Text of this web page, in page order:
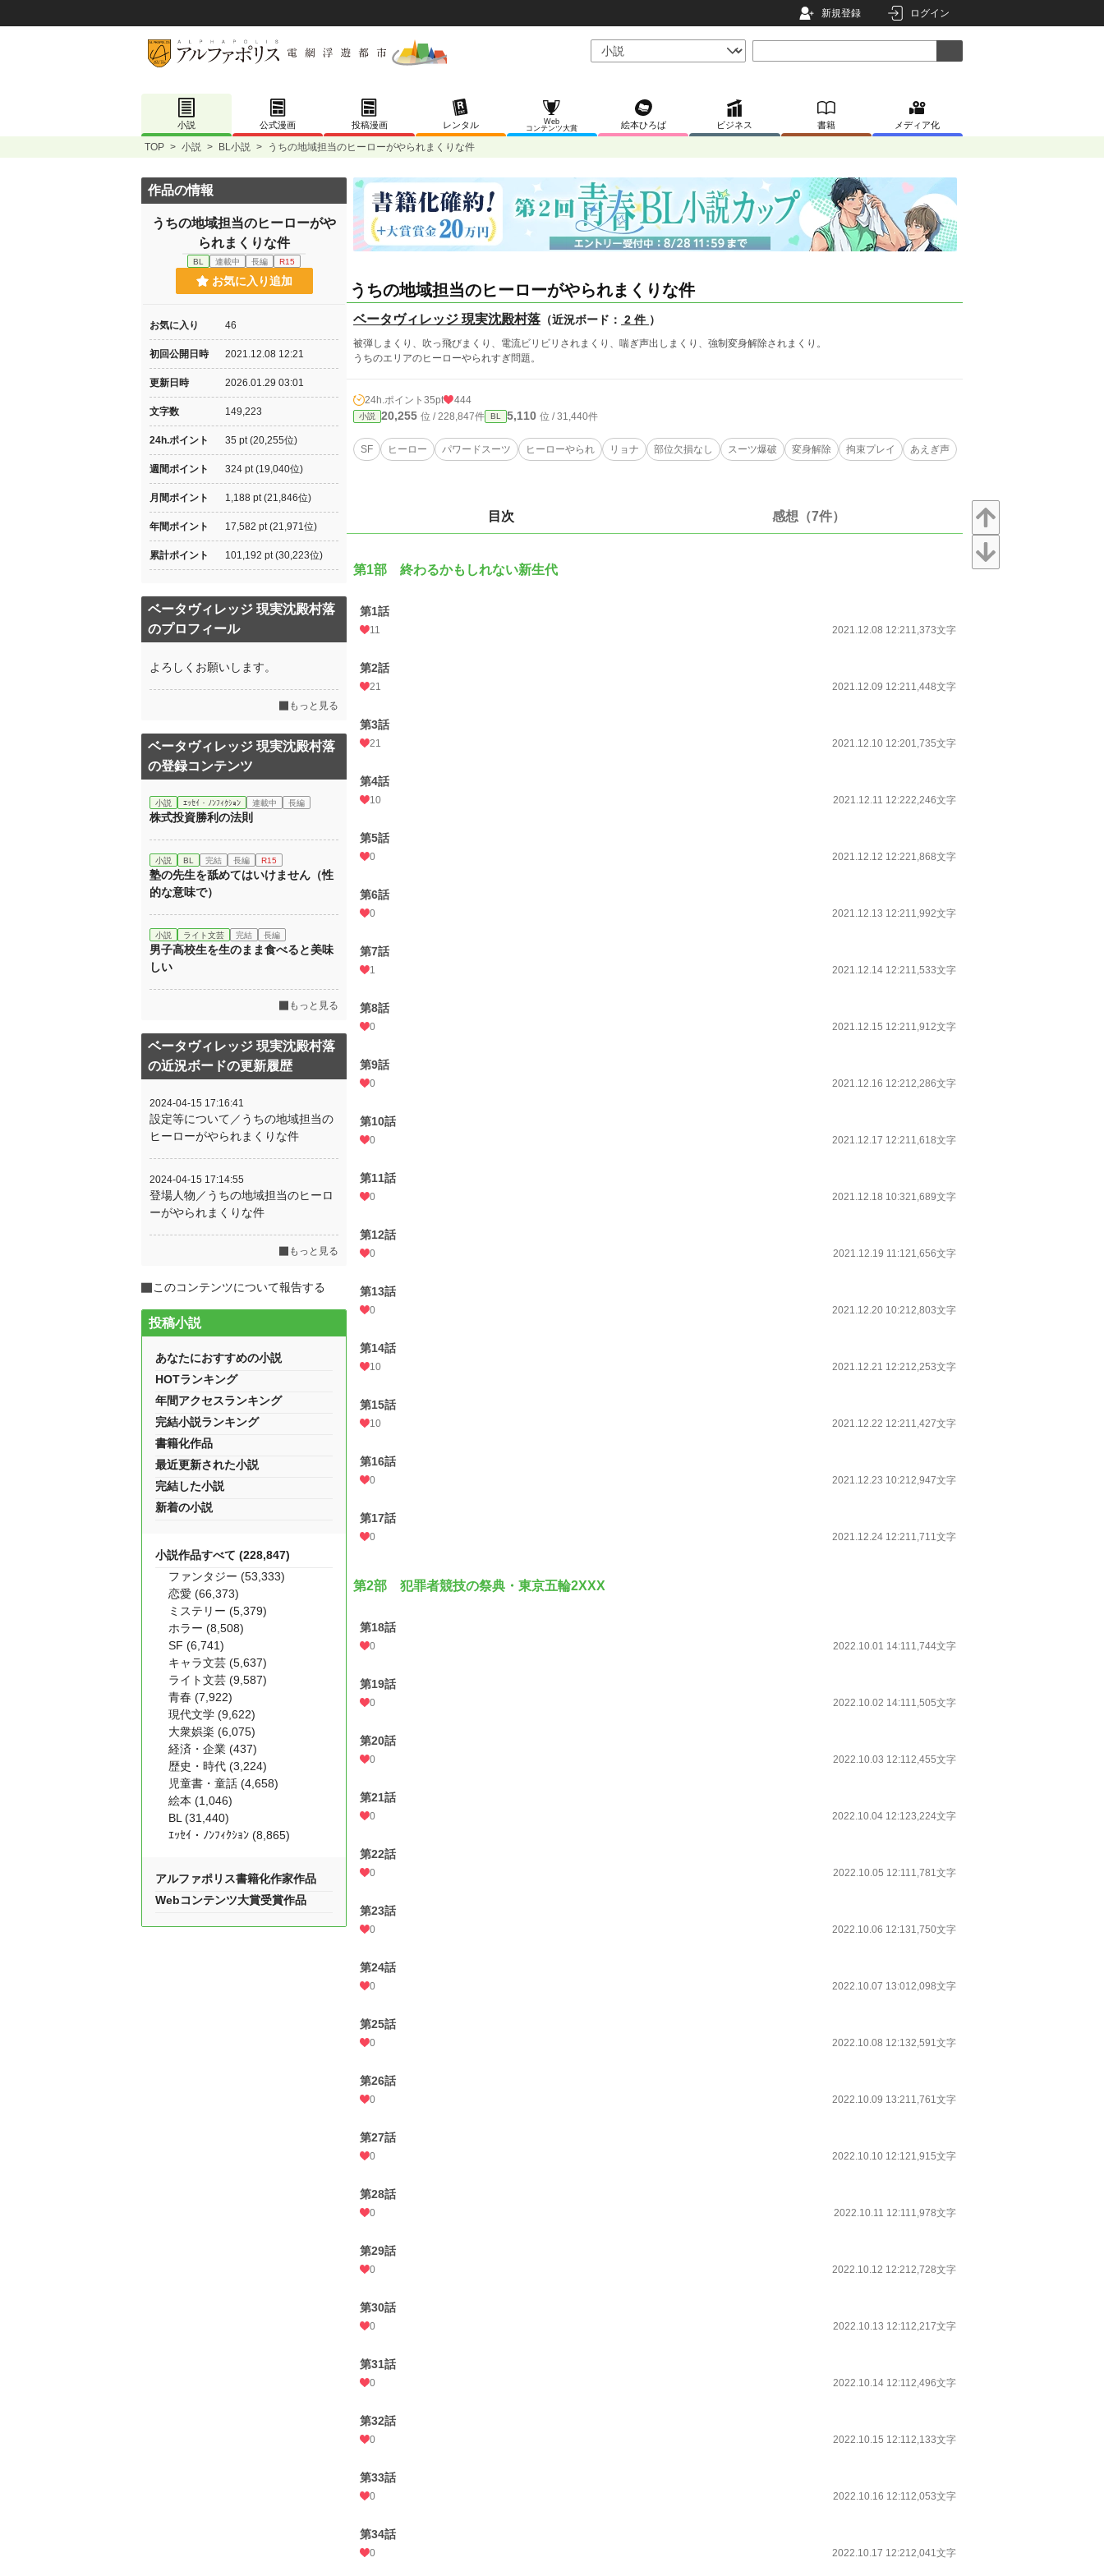
新規登録 ログイン
小説 公式漫画 投稿漫画 レンタル
Web
コンテンツ大賞
絵本ひろば ビジネス 書籍 メディア化
TOP > 小説 > BL小説 > うちの地域担当のヒーローがやられまくりな件
うちの地域担当のヒーローがやられまくりな件
ベータヴィレッジ 現実沈殿村落 （近況ボード： 2 件 ）
被弾しまくり、吹っ飛びまくり、電流ビリビリされまくり、喘ぎ声出しまくり、強制変身解除されまくり。
うちのエリアのヒーローやられすぎ問題。
24h.ポイント 35pt 444
小説 20,255 位 / 228,847件 BL 5,110 位 / 31,440件
SF ヒーロー パワードスーツ ヒーローやられ リョナ 部位欠損なし スーツ爆破 変身解除 拘束プレイ あえぎ声
目次 感想（7件）
第1部 終わるかもしれない新生代
第1話
11 2021.12.08 12:211,373文字
第2話
21 2021.12.09 12:211,448文字
第3話
21 2021.12.10 12:201,735文字
第4話
10 2021.12.11 12:222,246文字
第5話
0 2021.12.12 12:221,868文字
第6話
0 2021.12.13 12:211,992文字
第7話
1 2021.12.14 12:211,533文字
第8話
0 2021.12.15 12:211,912文字
第9話
0 2021.12.16 12:212,286文字
第10話
0 2021.12.17 12:211,618文字
第11話
0 2021.12.18 10:321,689文字
第12話
0 2021.12.19 11:121,656文字
第13話
0 2021.12.20 10:212,803文字
第14話
10 2021.12.21 12:212,253文字
第15話
10 2021.12.22 12:211,427文字
第16話
0 2021.12.23 10:212,947文字
第17話
0 2021.12.24 12:211,711文字
第2部 犯罪者競技の祭典・東京五輪2XXX
第18話
0 2022.10.01 14:111,744文字
第19話
0 2022.10.02 14:111,505文字
第20話
0 2022.10.03 12:112,455文字
第21話
0 2022.10.04 12:123,224文字
第22話
0 2022.10.05 12:111,781文字
第23話
0 2022.10.06 12:131,750文字
第24話
0 2022.10.07 13:012,098文字
第25話
0 2022.10.08 12:132,591文字
第26話
0 2022.10.09 13:211,761文字
第27話
0 2022.10.10 12:121,915文字
第28話
0 2022.10.11 12:111,978文字
第29話
0 2022.10.12 12:212,728文字
第30話
0 2022.10.13 12:112,217文字
第31話
0 2022.10.14 12:112,496文字
第32話
0 2022.10.15 12:112,133文字
第33話
0 2022.10.16 12:112,053文字
第34話
0 2022.10.17 12:212,041文字
作品の情報
うちの地域担当のヒーローがや
られまくりな件
BL 連載中 長編 R15
お気に入り追加
お気に入り 46
初回公開日時 2021.12.08 12:21
更新日時 2026.01.29 03:01
文字数 149,223
24h.ポイント 35 pt (20,255位)
週間ポイント 324 pt (19,040位)
月間ポイント 1,188 pt (21,846位)
年間ポイント 17,582 pt (21,971位)
累計ポイント 101,192 pt (30,223位)
ベータヴィレッジ 現実沈殿村落
のプロフィール
よろしくお願いします。
もっと見る
ベータヴィレッジ 現実沈殿村落
の登録コンテンツ
小説 ｴｯｾｲ・ﾉﾝﾌｨｸｼｮﾝ 連載中 長編
株式投資勝利の法則
小説 BL 完結 長編 R15
塾の先生を舐めてはいけません（性
的な意味で）
小説 ライト文芸 完結 長編
男子高校生を生のまま食べると美味
しい
もっと見る
ベータヴィレッジ 現実沈殿村落
の近況ボードの更新履歴
2024-04-15 17:16:41
設定等について／うちの地域担当の
ヒーローがやられまくりな件
2024-04-15 17:14:55
登場人物／うちの地域担当のヒーロ
ーがやられまくりな件
もっと見る
このコンテンツについて報告する
投稿小説
あなたにおすすめの小説
HOTランキング
年間アクセスランキング
完結小説ランキング
書籍化作品
最近更新された小説
完結した小説
新着の小説
小説作品すべて (228,847)
ファンタジー (53,333)
恋愛 (66,373)
ミステリー (5,379)
ホラー (8,508)
SF (6,741)
キャラ文芸 (5,637)
ライト文芸 (9,587)
青春 (7,922)
現代文学 (9,622)
大衆娯楽 (6,075)
経済・企業 (437)
歴史・時代 (3,224)
児童書・童話 (4,658)
絵本 (1,046)
BL (31,440)
ｴｯｾｲ・ﾉﾝﾌｨｸｼｮﾝ (8,865)
アルファポリス書籍化作家作品
Webコンテンツ大賞受賞作品